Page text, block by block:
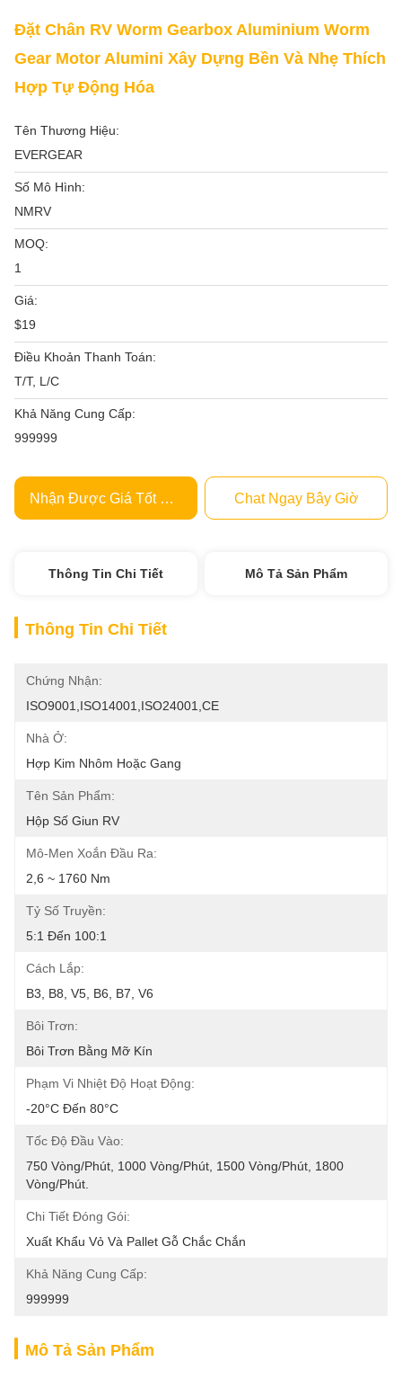
Đặt Chân RV Worm Gearbox Aluminium Worm
Gear Motor Alumini Xây Dựng Bền Và Nhẹ Thích
Hợp Tự Động Hóa
Tên Thương Hiệu:
EVERGEAR
Số Mô Hình:
NMRV
MOQ:
1
Giá:
$19
Điều Khoản Thanh Toán:
T/T, L/C
Khả Năng Cung Cấp:
999999
Nhận Được Giá Tốt Nhất Chat Ngay Bây Giờ
Thông Tin Chi Tiết Mô Tả Sản Phẩm
Thông Tin Chi Tiết
Chứng Nhận:
ISO9001,ISO14001,ISO24001,CE
Nhà Ở:
Hợp Kim Nhôm Hoặc Gang
Tên Sản Phẩm:
Hộp Số Giun RV
Mô-Men Xoắn Đầu Ra:
2,6 ~ 1760 Nm
Tỷ Số Truyền:
5:1 Đến 100:1
Cách Lắp:
B3, B8, V5, B6, B7, V6
Bôi Trơn:
Bôi Trơn Bằng Mỡ Kín
Phạm Vi Nhiệt Độ Hoạt Động:
-20°C Đến 80°C
Tốc Độ Đầu Vào:
750 Vòng/phút, 1000 Vòng/phút, 1500 Vòng/phút, 1800
Vòng/phút.
Chi Tiết Đóng Gói:
Xuất Khẩu Vỏ Và Pallet Gỗ Chắc Chắn
Khả Năng Cung Cấp:
999999
Mô Tả Sản Phẩm